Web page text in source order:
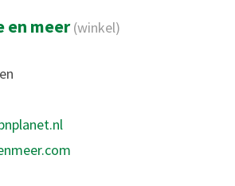
en meer(winkel)